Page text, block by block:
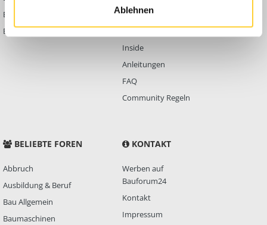
Ablehnen
BF24 Fotostrecken
Bauforum Shop
Neue Themen
Forenübersicht
Inside
Anleitungen
FAQ
Community Regeln
BELIEBTE FOREN
Abbruch
Ausbildung & Beruf
Bau Allgemein
Baumaschinen
KONTAKT
Werben auf
Bauforum24
Kontakt
Impressum